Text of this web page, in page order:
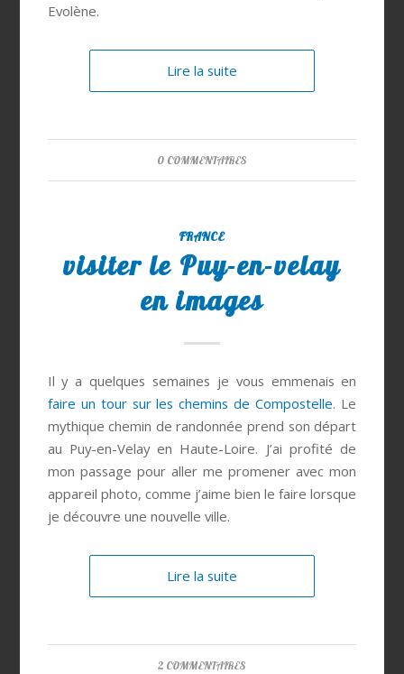
Evolène.
Lire la suite
0 COMMENTAIRES
FRANCE
visiter le Puy-en-velay
en images
Il y a quelques semaines je vous emmenais en
faire un tour sur les chemins de Compostelle. Le
mythique chemin de randonnée prend son départ
au Puy-en-Velay en Haute-Loire. J’ai profité de
mon passage pour aller me promener avec mon
appareil photo, comme j’aime bien le faire lorsque
je découvre une nouvelle ville.
Lire la suite
2 COMMENTAIRES